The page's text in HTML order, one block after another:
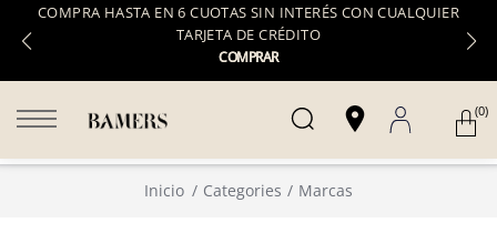
COMPRA HASTA EN 6 CUOTAS SIN INTERÉS CON CUALQUIER
TARJETA DE CRÉDITO
COMPRAR
(0)
Inicio Categories Marcas